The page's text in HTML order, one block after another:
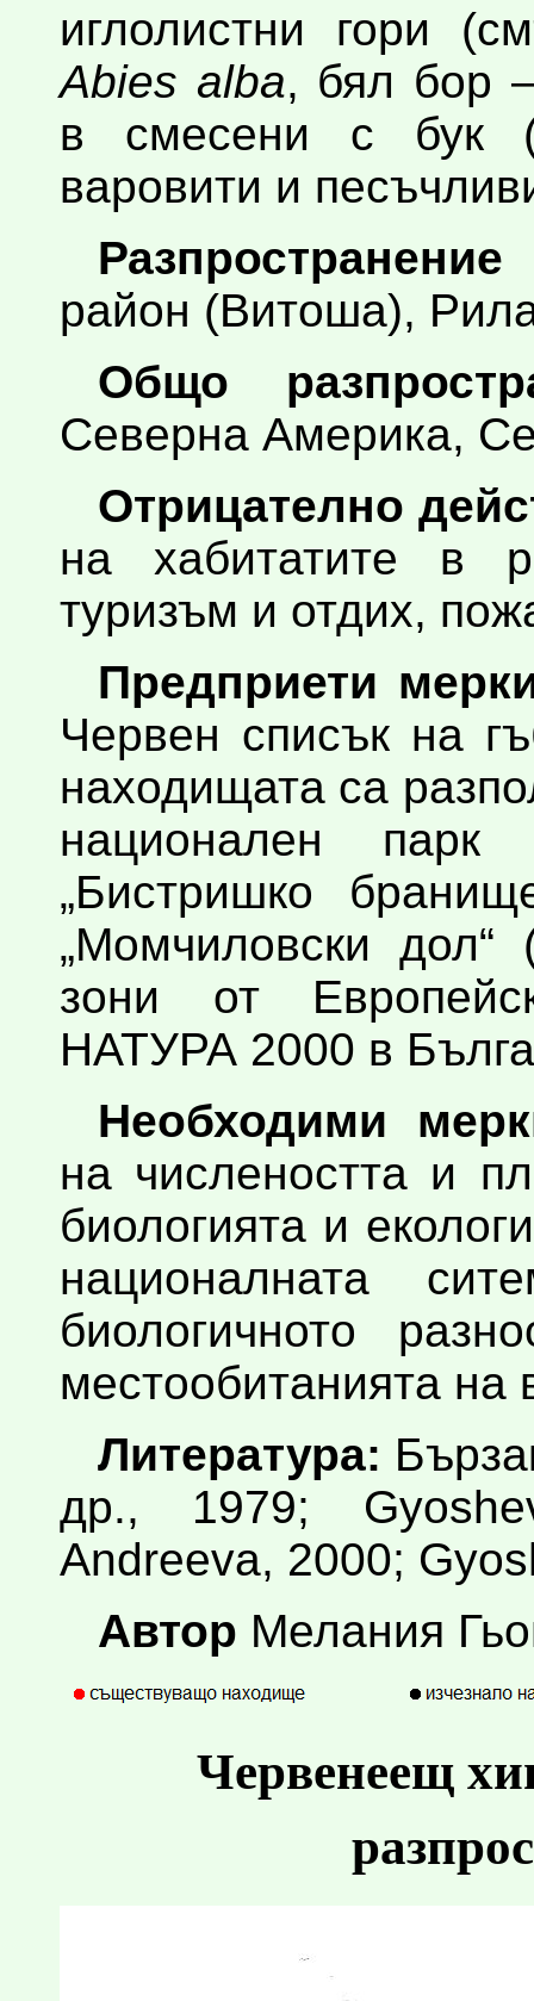
иглолистни гори
Abies alba, бял бор
в смесени с бук
варовити и
район (Витоша),
Общо
Северна Америка,
Отрицателно
на хабитатите в
туризъм и отдих,
Предприети
Червен списък на
находищата са
национален парк
„Бистришко
„Момчиловски
зони от
НАТУРА 2000 в
Необходими
на числеността и
биологията и
националната
биологичното
местообитанията на
Литература:
др., 1979;
Andreeva, 2000;
Автор Мелания
Червенеещ